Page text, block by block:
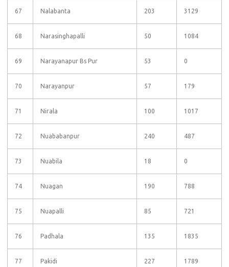
67 Nalabanta 203 3129
68 Narasinghapalli 50 1084
69 Narayanapur Bs Pur 53 0
70 Narayanpur 57 179
71 Nirala 100 1017
72 Nuababanpur 240 487
73 Nuabila 18 0
74 Nuagan 190 788
75 Nuapalli 85 721
76 Padhala 135 1835
77 Pakidi 227 1789